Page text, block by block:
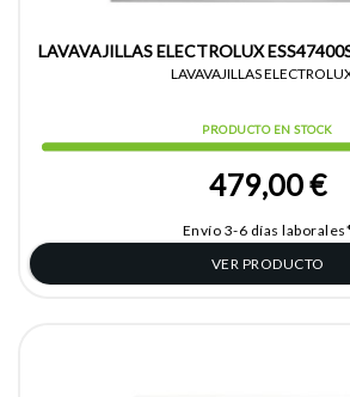
LAVAVAJILLAS ELECTROLUX
LAVAVAJILLAS
PRODUCTO EN STOCK
479,00 €
Envío 3-6 días
VER PRODUCTO